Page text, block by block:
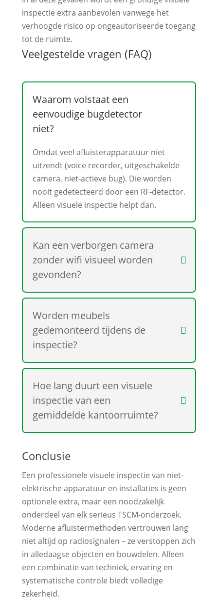
inspectie extra aanbevolen vanwege het
verhoogde risico op ongeautoriseerde toegang
tot de ruimte.
Veelgestelde vragen (FAQ)
Waarom volstaat een
eenvoudige bugdetector
niet?
Omdat veel afluisterapparatuur niet
uitzendt (voice recorder, uitgeschakelde
camera, niet‑actieve bug). Die worden
nooit gedetecteerd door een RF‑detector.
Alleen visuele inspectie helpt dan.
Kan een verborgen camera
zonder wifi visueel worden
gevonden?
Worden meubels
gedemonteerd tijdens de
inspectie?
Hoe lang duurt een visuele
inspectie van een
gemiddelde kantoorruimte?
Conclusie
Een professionele visuele inspectie van niet-
elektrische apparatuur en installaties is geen
optionele extra, maar een noodzakelijk
onderdeel van elk serieus TSCM‑onderzoek.
Moderne afluistermethoden vertrouwen lang
niet altijd op radiosignalen – ze verstoppen zich
in alledaagse objecten en bouwdelen. Alleen
een combinatie van techniek, ervaring en
systematische controle biedt volledige
zekerheid.